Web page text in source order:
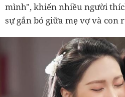
mình", khiến nhiều người
sự gắn bó giữa mẹ vợ và con